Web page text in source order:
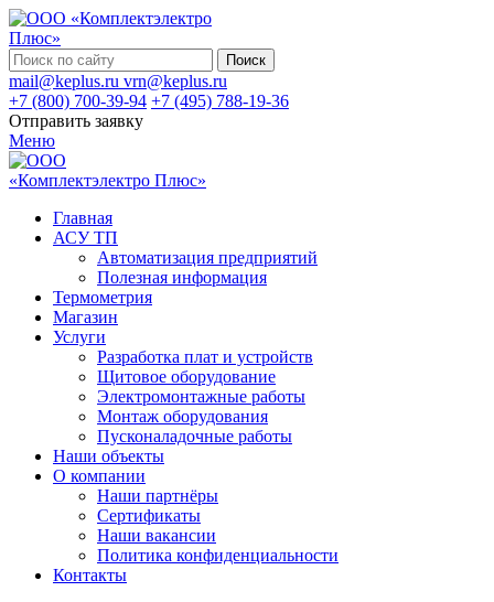
Поиск
mail@keplus.ru vrn@keplus.ru
+7 (800) 700-39-94 +7 (495) 788-19-36
Отправить заявку
Меню
Главная
АСУ ТП
Автоматизация предприятий
Полезная информация
Термометрия
Магазин
Услуги
Разработка плат и устройств
Щитовое оборудование
Электромонтажные работы
Монтаж оборудования
Пусконаладочные работы
Наши объекты
О компании
Наши партнёры
Сертификаты
Наши вакансии
Политика конфиденциальности
Контакты